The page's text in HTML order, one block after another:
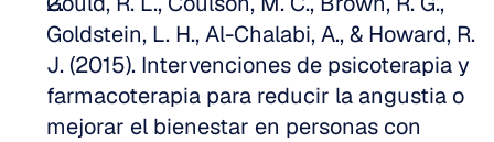
Goldstein, L. H., Al-Chalabi, A., & Howard, R.
J. (2015). Intervenciones de psicoterapia y
farmacoterapia para reducir la angustia o
mejorar el bienestar en personas con